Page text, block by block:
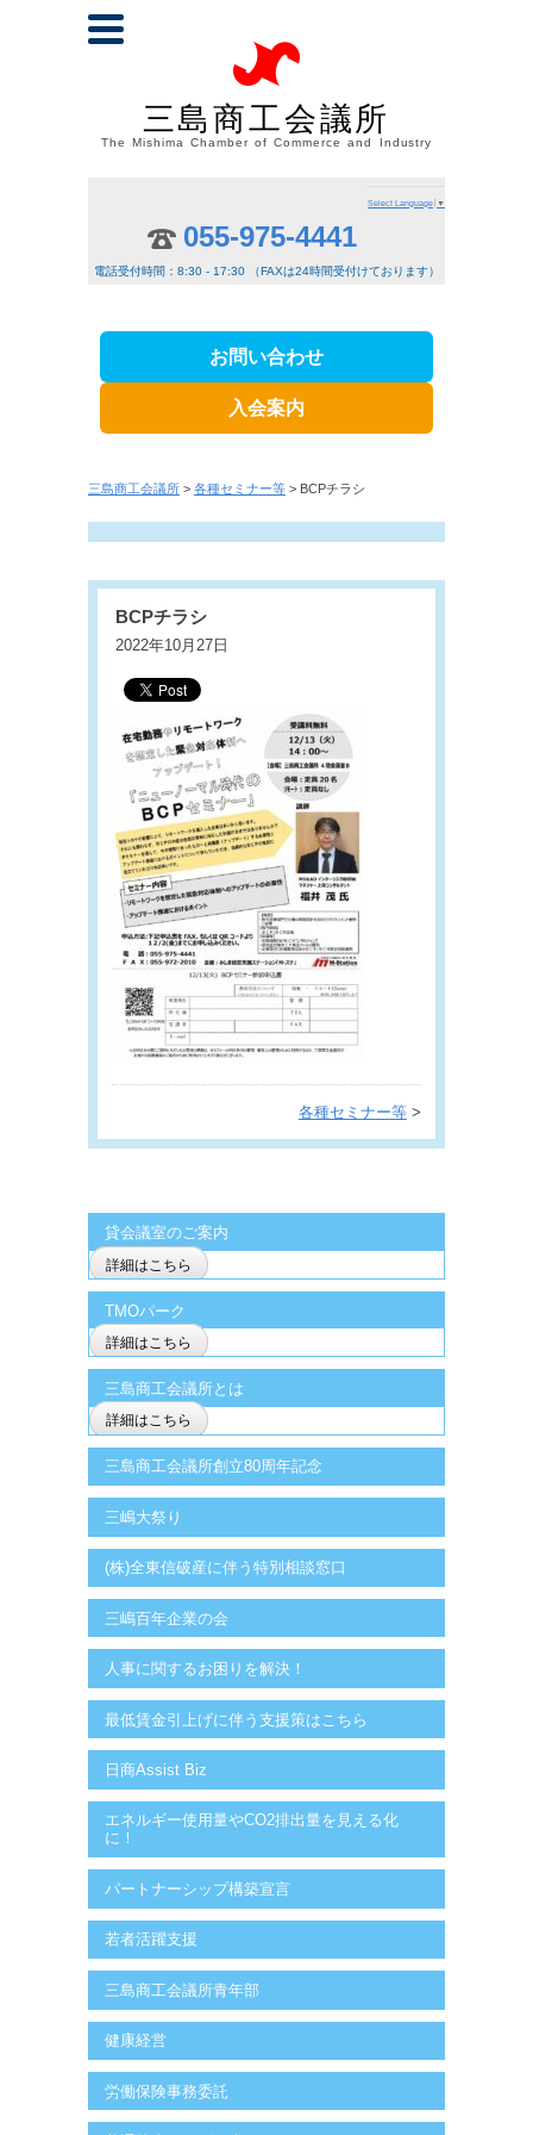
三島商工会議所
The Mishima Chamber of Commerce and Industry
Select Language ▼
055-975-4441
電話受付時間：8:30 - 17:30 （FAXは24時間受付けております）
お問い合わせ
入会案内
三島商工会議所 > 各種セミナー等 > BCPチラシ
BCPチラシ
2022年10月27日
各種セミナー等>
貸会議室のご案内
詳細はこちら
TMOパーク
詳細はこちら
三島商工会議所とは
詳細はこちら
三島商工会議所創立80周年記念
三嶋大祭り
(株)全東信破産に伴う特別相談窓口
三嶋百年企業の会
人事に関するお困りを解決！
最低賃金引上げに伴う支援策はこちら
日商Assist Biz
エネルギー使用量やCO2排出量を見える化
に！
パートナーシップ構築宣言
若者活躍支援
三島商工会議所青年部
健康経営
労働保険事務委託